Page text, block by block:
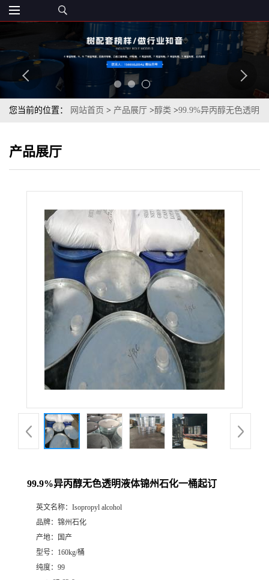
您当前的位置： 网站首页 > 产品展厅 >醇类 >99.9%异丙醇无色透明
产品展厅
99.9%异丙醇无色透明液体锦州石化一桶起订
英文名称： Isopropyl alcohol
品牌： 锦州石化
产地：
国产
型号： 160kg/桶
纯度： 99